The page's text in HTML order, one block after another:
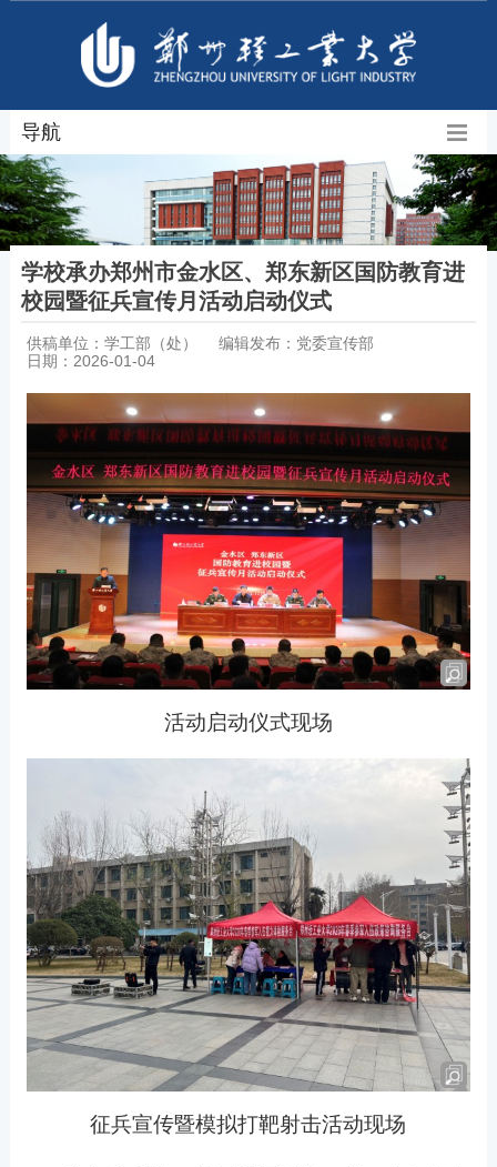
导航
学校承办郑州市金水区、郑东新区国防教育进
校园暨征兵宣传月活动启动仪式
供稿单位：学工部（处）
编辑发布：党委宣传部
日期：2026-01-04
活动启动仪式现场
征兵宣传暨模拟打靶射击活动现场